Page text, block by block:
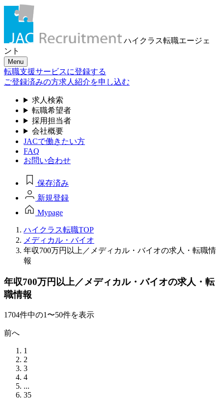
ハイクラス転職エージェ
ント
Menu
転職支援サービスに登録する
ご登録済みの方求人紹介を申し込む
求人検索
転職希望者
採用担当者
会社概要
JACで働きたい方
FAQ
お問い合わせ
保存済み
新規登録
Mypage
ハイクラス転職TOP
メディカル・バイオ
年収700万円以上／メディカル・バイオの求人・転職情
報
年収700万円以上／メディカル・バイオの求人・転
職情報
1704件中の1〜50件を表示
前へ
1
2
3
4
...
35